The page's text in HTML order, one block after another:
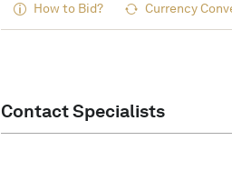
How to Bid? Currency
Contact Specialists